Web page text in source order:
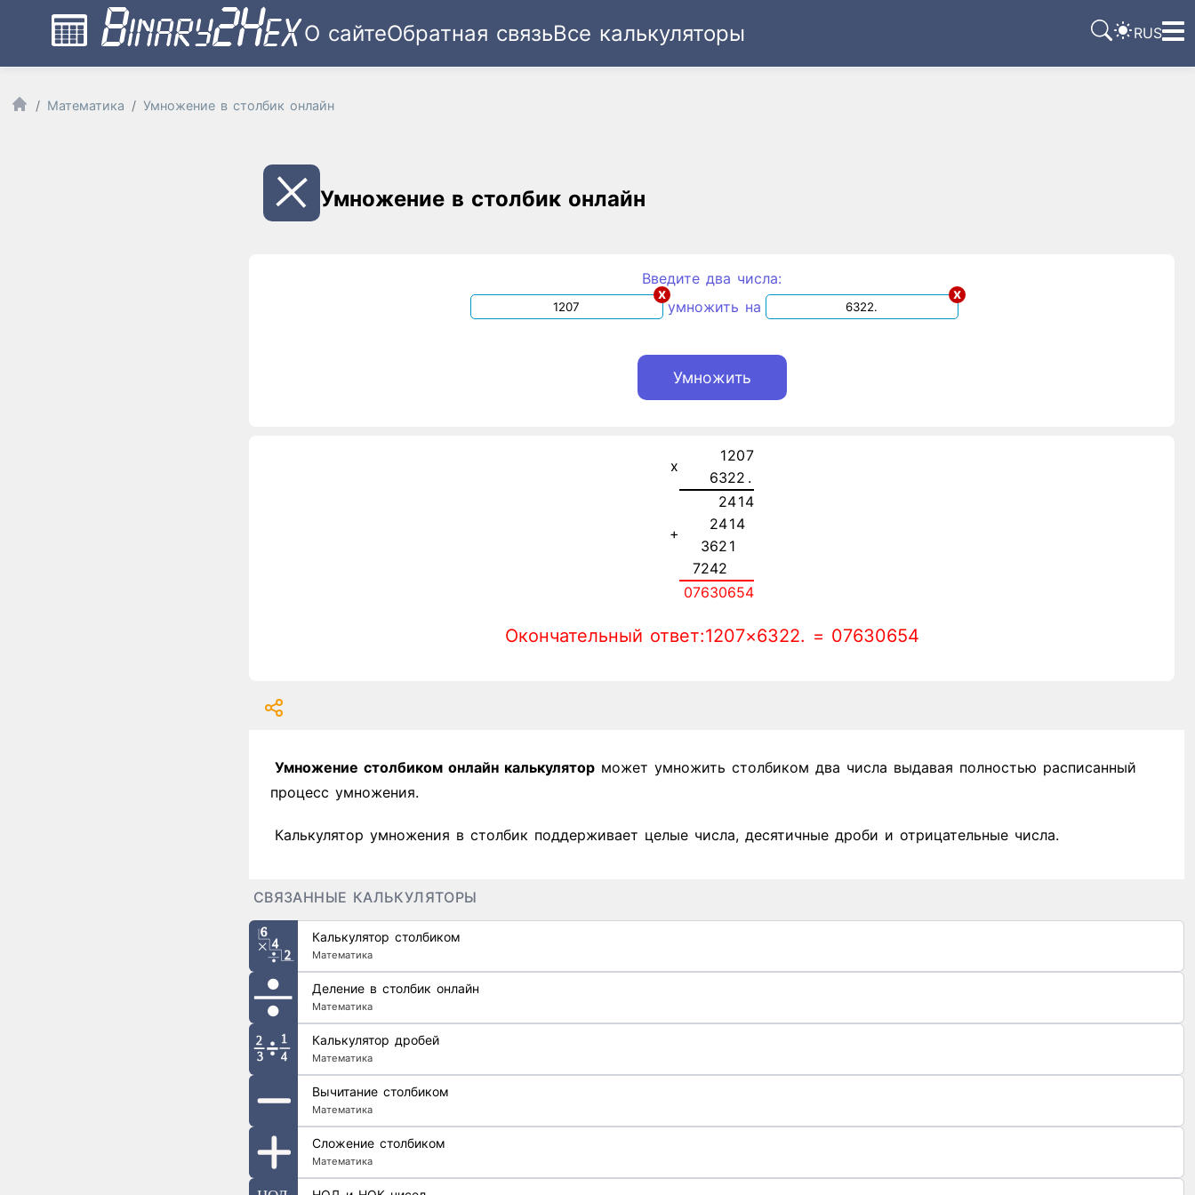
О сайтеОбратная связьВсе калькуляторы RUS
Математика Умножение в столбик онлайн
Умножение в столбик онлайн
Введите два числа:
x
умножить на
x
x
1207
6322 .
+
2414
2414
362 1
7242
07630654
Окончательный ответ:1207×6322. = 07630654
Умножение столбиком онлайн калькуляторможет умножить столбиком два числа выдавая полностью расписанный
процесс умножения.
Калькулятор умножения в столбик поддерживает целые числа, десятичные дроби и отрицательные числа.
СВЯЗАННЫЕ КАЛЬКУЛЯТОРЫ
Калькулятор столбиком
Математика
Деление в столбик онлайн
Математика
Калькулятор дробей
Математика
Вычитание столбиком
Математика
Сложение столбиком
Математика